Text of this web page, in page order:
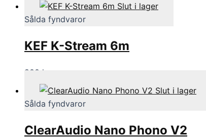
Slut i lager
Sålda fyndvaror
KEF K-Stream 6m
800 kr
Slut i lager
Sålda fyndvaror
ClearAudio Nano Phono V2